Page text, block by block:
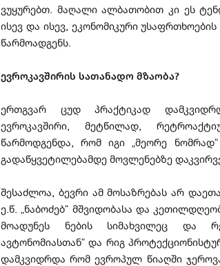
ვუყურებთ. მაღალი ალბათობით კი ეს
ისევ და ისევ, ეკონომიკური
წარმოადგენს.
ევროკავშირის სათანადო მზაობა?
ერთგვარ ცუდ პრაქტიკად
ევროკავშირი, მეტწილად,
წარმოდგენდა, რომ იგი „მეორე
გადაწყვეტილებამდე მოვლენებზე
შესაძლოა, ბევრი ამ მოსაზრებას არ
ე.წ. „ნაბოძებ“ მშვიდობასა და
მოადუნეს ნების სიმახვილეც და
ავტონომიასთან“ და რიგ
დამკვიდრდა რომ ევროპულ წიაღში